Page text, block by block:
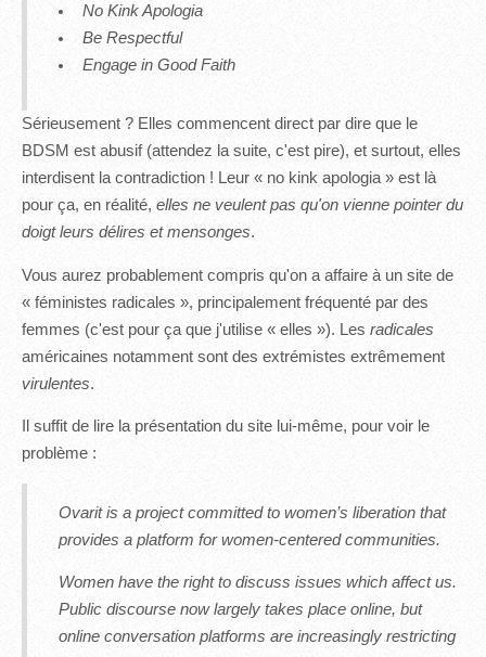
No Kink Apologia
Be Respectful
Engage in Good Faith
Sérieusement ? Elles commencent direct par dire que le
BDSM est abusif (attendez la suite, c'est pire), et surtout, elles
interdisent la contradiction ! Leur « no kink apologia » est là
pour ça, en réalité, elles ne veulent pas qu'on vienne pointer du
doigt leurs délires et mensonges.
Vous aurez probablement compris qu'on a affaire à un site de
« féministes radicales », principalement fréquenté par des
femmes (c'est pour ça que j'utilise « elles »). Les radicales
américaines notamment sont des extrémistes extrêmement
virulentes.
Il suffit de lire la présentation du site lui-même, pour voir le
problème :
Ovarit is a project committed to women’s liberation that
provides a platform for women-centered communities.
Women have the right to discuss issues which affect us.
Public discourse now largely takes place online, but
online conversation platforms are increasingly restricting